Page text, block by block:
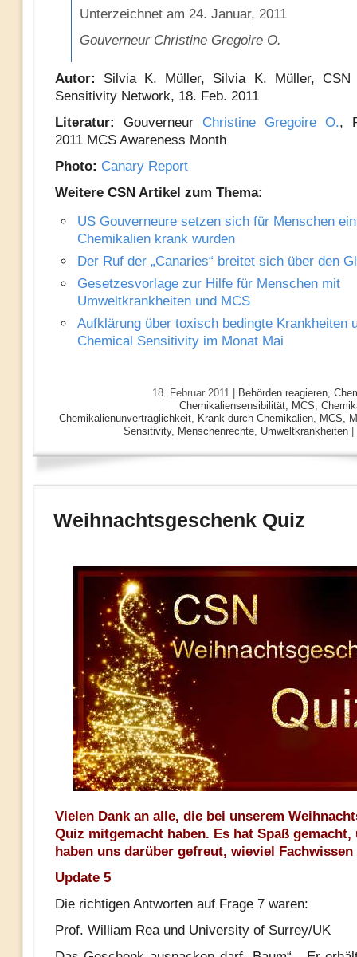
Unterzeichnet am 24. Januar, 2011
Gouverneur Christine Gregoire O.
Autor: Silvia K. Müller, Silvia K. Müller, CSN
Sensitivity Network, 18. Feb. 2011
Literatur: GouverneurChristine Gregoire O.,
2011 MCS Awareness Month
Photo: Canary Report
Weitere CSN Artikel zum Thema:
US Gouverneure setzen sich für Menschen
Chemikalien krank wurden
Der Ruf der „Canaries“ breitet sich über den
Gesetzesvorlage zur Hilfe für Menschen mit
Umweltkrankheiten und MCS
Aufklärung über toxisch bedingte Krankheiten
Chemical Sensitivity im Monat Mai
18. Februar 2011 | Behörden reagieren,
Chemikaliensensibilität, MCS,
Chemikalienunverträglichkeit, Krank durch Chemikalien, MCS,
Sensitivity, Menschenrechte, Umweltkrankheiten
Weihnachtsgeschenk Quiz
Vielen Dank an alle, die bei unserem
Quiz mitgemacht haben. Es hat Spaß gemacht,
haben uns darüber gefreut, wieviel
Update 5
Die richtigen Antworten auf Frage 7 waren:
Prof. William Rea und University of Surrey/UK